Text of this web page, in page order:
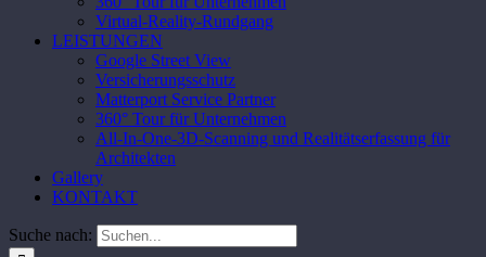
Virtual-Reality-Rundgang
LEISTUNGEN
Google Street View
Versicherungsschutz
Matterport Service Partner
360° Tour für Unternehmen
All-In-One-3D-Scanning und Realitätserfassung für
Architekten
Gallery
KONTAKT
Suche nach: